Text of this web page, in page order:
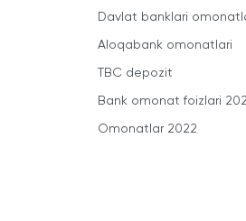
Davlat banklari
Aloqabank omonatlari
TBC depozit
Bank omonat foizlari
Omonatlar 2022